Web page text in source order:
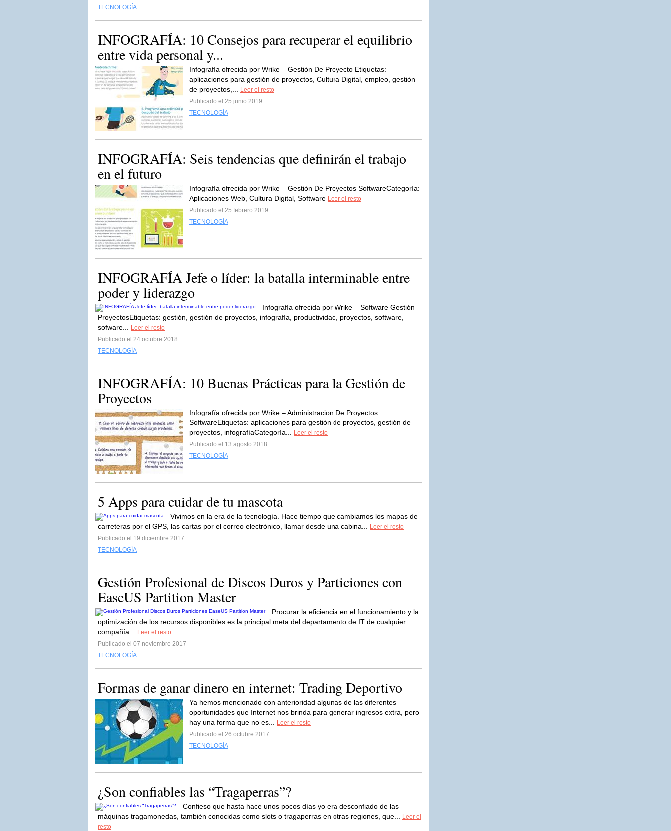
TECNOLOGÍA
INFOGRAFÍA: 10 Consejos para recuperar el equilibrio
entre vida personal y...
Infografía ofrecida por Wrike – Gestión De Proyecto Etiquetas:
aplicaciones para gestión de proyectos, Cultura Digital, empleo, gestión
de proyectos,...
Leer el resto
Publicado el 25 junio 2019
TECNOLOGÍA
INFOGRAFÍA: Seis tendencias que definirán el trabajo
en el futuro
Infografía ofrecida por Wrike – Gestión De Proyectos SoftwareCategoría:
Aplicaciones Web, Cultura Digital, Software Leer el resto
Publicado el 25 febrero 2019
TECNOLOGÍA
INFOGRAFÍA Jefe o líder: la batalla interminable entre
poder y liderazgo
Infografía ofrecida por Wrike – Software Gestión
ProyectosEtiquetas: gestión, gestión de proyectos, infografía, productividad, proyectos, software,
sofware...
Leer el resto
Publicado el 24 octubre 2018
TECNOLOGÍA
INFOGRAFÍA: 10 Buenas Prácticas para la Gestión de
Proyectos
Infografía ofrecida por Wrike – Administracion De Proyectos
SoftwareEtiquetas: aplicaciones para gestión de proyectos, gestión de
proyectos, infografíaCategoría...
Leer el resto
Publicado el 13 agosto 2018
TECNOLOGÍA
5 Apps para cuidar de tu mascota
Vivimos en la era de la tecnología. Hace tiempo que cambiamos los mapas de
carreteras por el GPS, las cartas por el correo electrónico, llamar desde una cabina...
Leer el resto
Publicado el 19 diciembre 2017
TECNOLOGÍA
Gestión Profesional de Discos Duros y Particiones con
EaseUS Partition Master
Procurar la eficiencia en el funcionamiento y la
optimización de los recursos disponibles es la principal meta del departamento de IT de cualquier
compañía...
Leer el resto
Publicado el 07 noviembre 2017
TECNOLOGÍA
Formas de ganar dinero en internet: Trading Deportivo
Ya hemos mencionado con anterioridad algunas de las diferentes
oportunidades que Internet nos brinda para generar ingresos extra, pero
hay una forma que no es...
Leer el resto
Publicado el 26 octubre 2017
TECNOLOGÍA
¿Son confiables las “Tragaperras”?
Confieso que hasta hace unos pocos días yo era desconfiado de las
máquinas tragamonedas, también conocidas como slots o tragaperras en otras regiones, que...
Leer el
resto